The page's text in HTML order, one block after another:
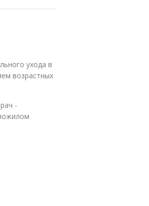
ухода в
возрастных
-